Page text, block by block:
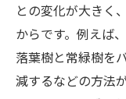
との変化が大きく
からです。例えば
落葉樹と常緑樹を
減するなどの方法